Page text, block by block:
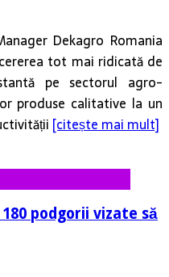
Dekagro Romania
tot mai ridicată de
pe sectorul agro-
produse calitative la un
[citește mai mult]
podgorii vizate să